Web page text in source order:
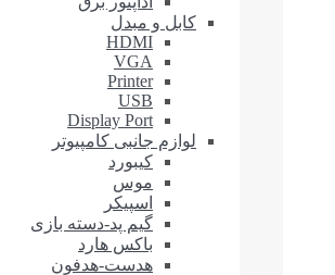
کابل و مبدل
HDMI
VGA
Printer
USB
Display Port
لوازم جانبی کامپیوتر
کیبورد
موس
اسپیکر
گیم پد-دسته بازی
باکس هارد
هدست-هدفون